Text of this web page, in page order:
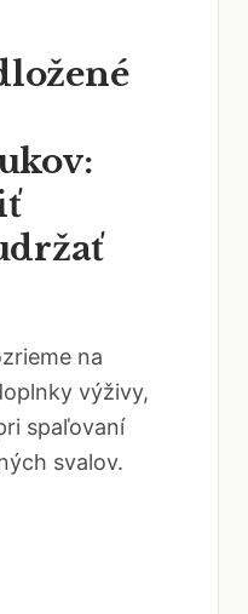
na
výživy,
spaľovaní
svalov.